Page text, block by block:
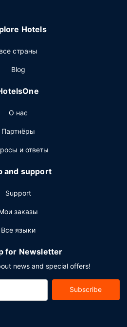
в общественном месте. Если
вам пространство
и переговорные
Hotels
все страны
Blog
О нас
Партнёры
и ответы
and support
Support
заказы
Все языки
for Newsletter
news and special offers!
Subscribe